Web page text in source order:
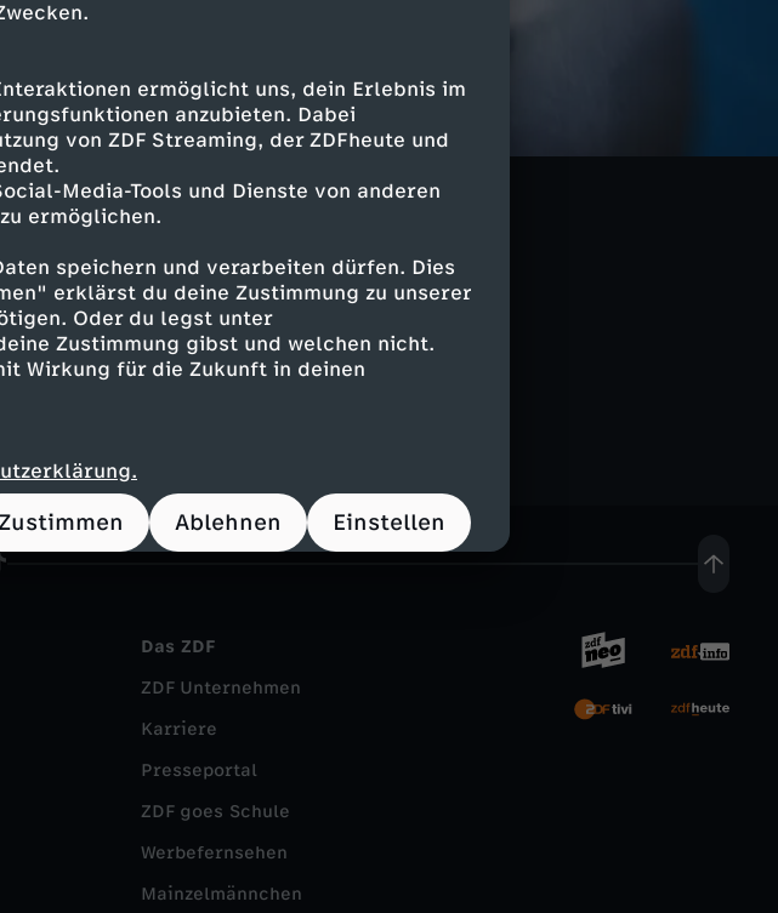
ermöglicht uns, dein Erlebnis im
anzubieten. Dabei
von ZDF Streaming, der ZDFheute und
Media-Tools und Dienste von anderen
ermöglichen.
speichern und verarbeiten dürfen. Dies
erklärst du deine Zustimmung zu unserer
Oder du legst unter
Zustimmung gibst und welchen nicht.
Wirkung für die Zukunft in deinen
Ablehnen Einstellen
mit
Praxis bereits davor eine harte
heute beobachten wir „Reisende“
werden.
Terra X Lesch & Co
Das ZDF
ZDF Unternehmen
Karriere
Presseportal
ZDF goes Schule
Werbefernsehen
Mainzelmännchen